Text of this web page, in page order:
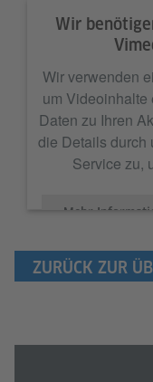
Wir
Wir verwenden
um Videoinhalte
Daten zu Ihren
die Details durch
Service zu,
Mehr
Vimeo
.
ZURÜCK ZUR